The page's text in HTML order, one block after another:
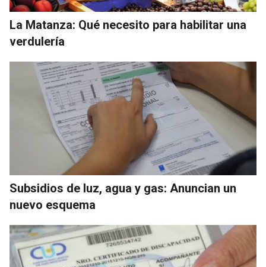
La Matanza: Qué necesito para habilitar una
verdulería
Subsidios de luz, agua y gas: Anuncian un
nuevo esquema